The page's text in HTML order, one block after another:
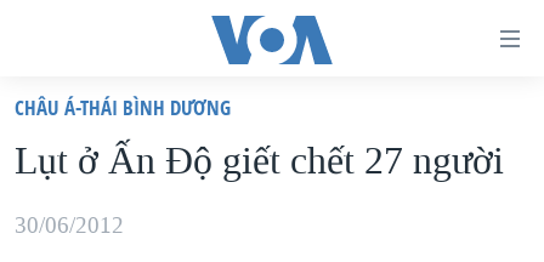
truy
cập
Tới
VIỆT NAM
HOA KỲ
CHÂU Á-THÁI BÌNH DƯƠNG
Lụt ở Ấn Độ giết chết 27 người
30/06/2012